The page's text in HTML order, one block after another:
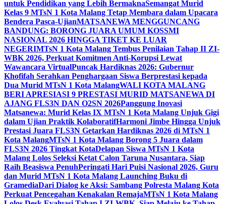
untuk Pendidikan yang Lebih BermaknaSemangat Murid
Kelas 9 MTsN 1 Kota Malang Tetap Membara dalam Upacara
Bendera Pasca-UjianMATSANEWA MENGGUNCANG
BANDUNG: BORONG JUARA UMUM KOSSMI
NASIONAL 2026 HINGGA TIKET KE LUAR
NEGERIMTsN 1 Kota Malang Tembus Penilaian Tahap II ZI-
WBK 2026, Perkuat Komitmen Anti-Korupsi Lewat
Wawancara VirtualPuncak Hardiknas 2026: Gubernur
Khofifah Serahkan Penghargaan Siswa Berprestasi kepada
Dua Murid MTsN 1 Kota MalangWALI KOTA MALANG
BERI APRESIASI 9 PRESTASI MURID MATSANEWA DI
AJANG FLS3N DAN O2SN 2026Panggung Inovasi
Matsanewa: Murid Kelas IX MTsN 1 Kota Malang Unjuk Gigi
dalam Ujian Praktik KolaboratifHarmoni Jimbe Hingga Unjuk
Prestasi Juara FLS3N Getarkan Hardiknas 2026 di MTsN 1
Kota MalangMTsN 1 Kota Malang Borong 5 Juara dalam
FLS3N 2026 Tingkat KotaDelapan Siswa MTsN 1 Kota
Malang Lolos Seleksi Ketat Calon Taruna Nusantara, Siap
Raih Beasiswa PenuhPeringati Hari Puisi Nasional 2026, Guru
dan Murid MTsN 1 Kota Malang Launching Buku di
GramediaDari Dialog ke Aksi: Sambang Polresta Malang Kota
Perkuat Pencegahan Kenakalan RemajaMTsN 1 Kota Malang